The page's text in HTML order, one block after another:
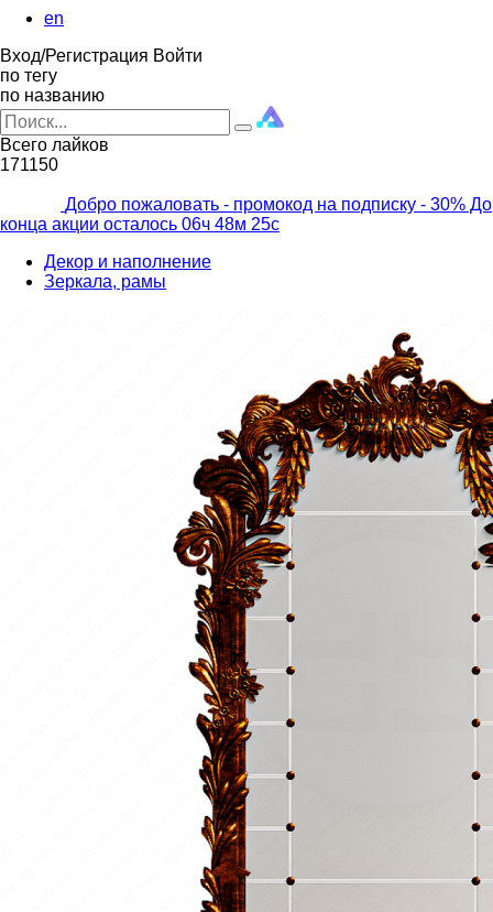
en
Вход/Регистрация Войти
по тегу
по названию
Всего лайков
171150
Добро пожаловать - промокод на подписку - 30% До
конца акции осталось 06ч 48м 23с
Декор и наполнение
Зеркала, рамы